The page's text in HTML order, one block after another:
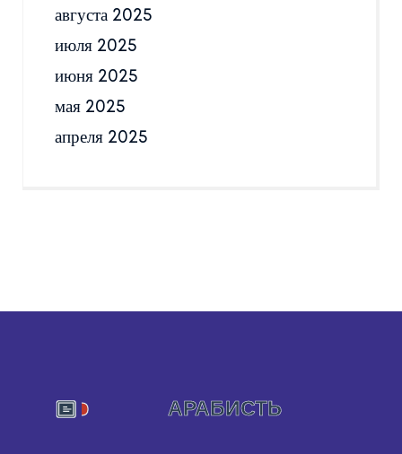
августа 2025
июля 2025
июня 2025
мая 2025
апреля 2025